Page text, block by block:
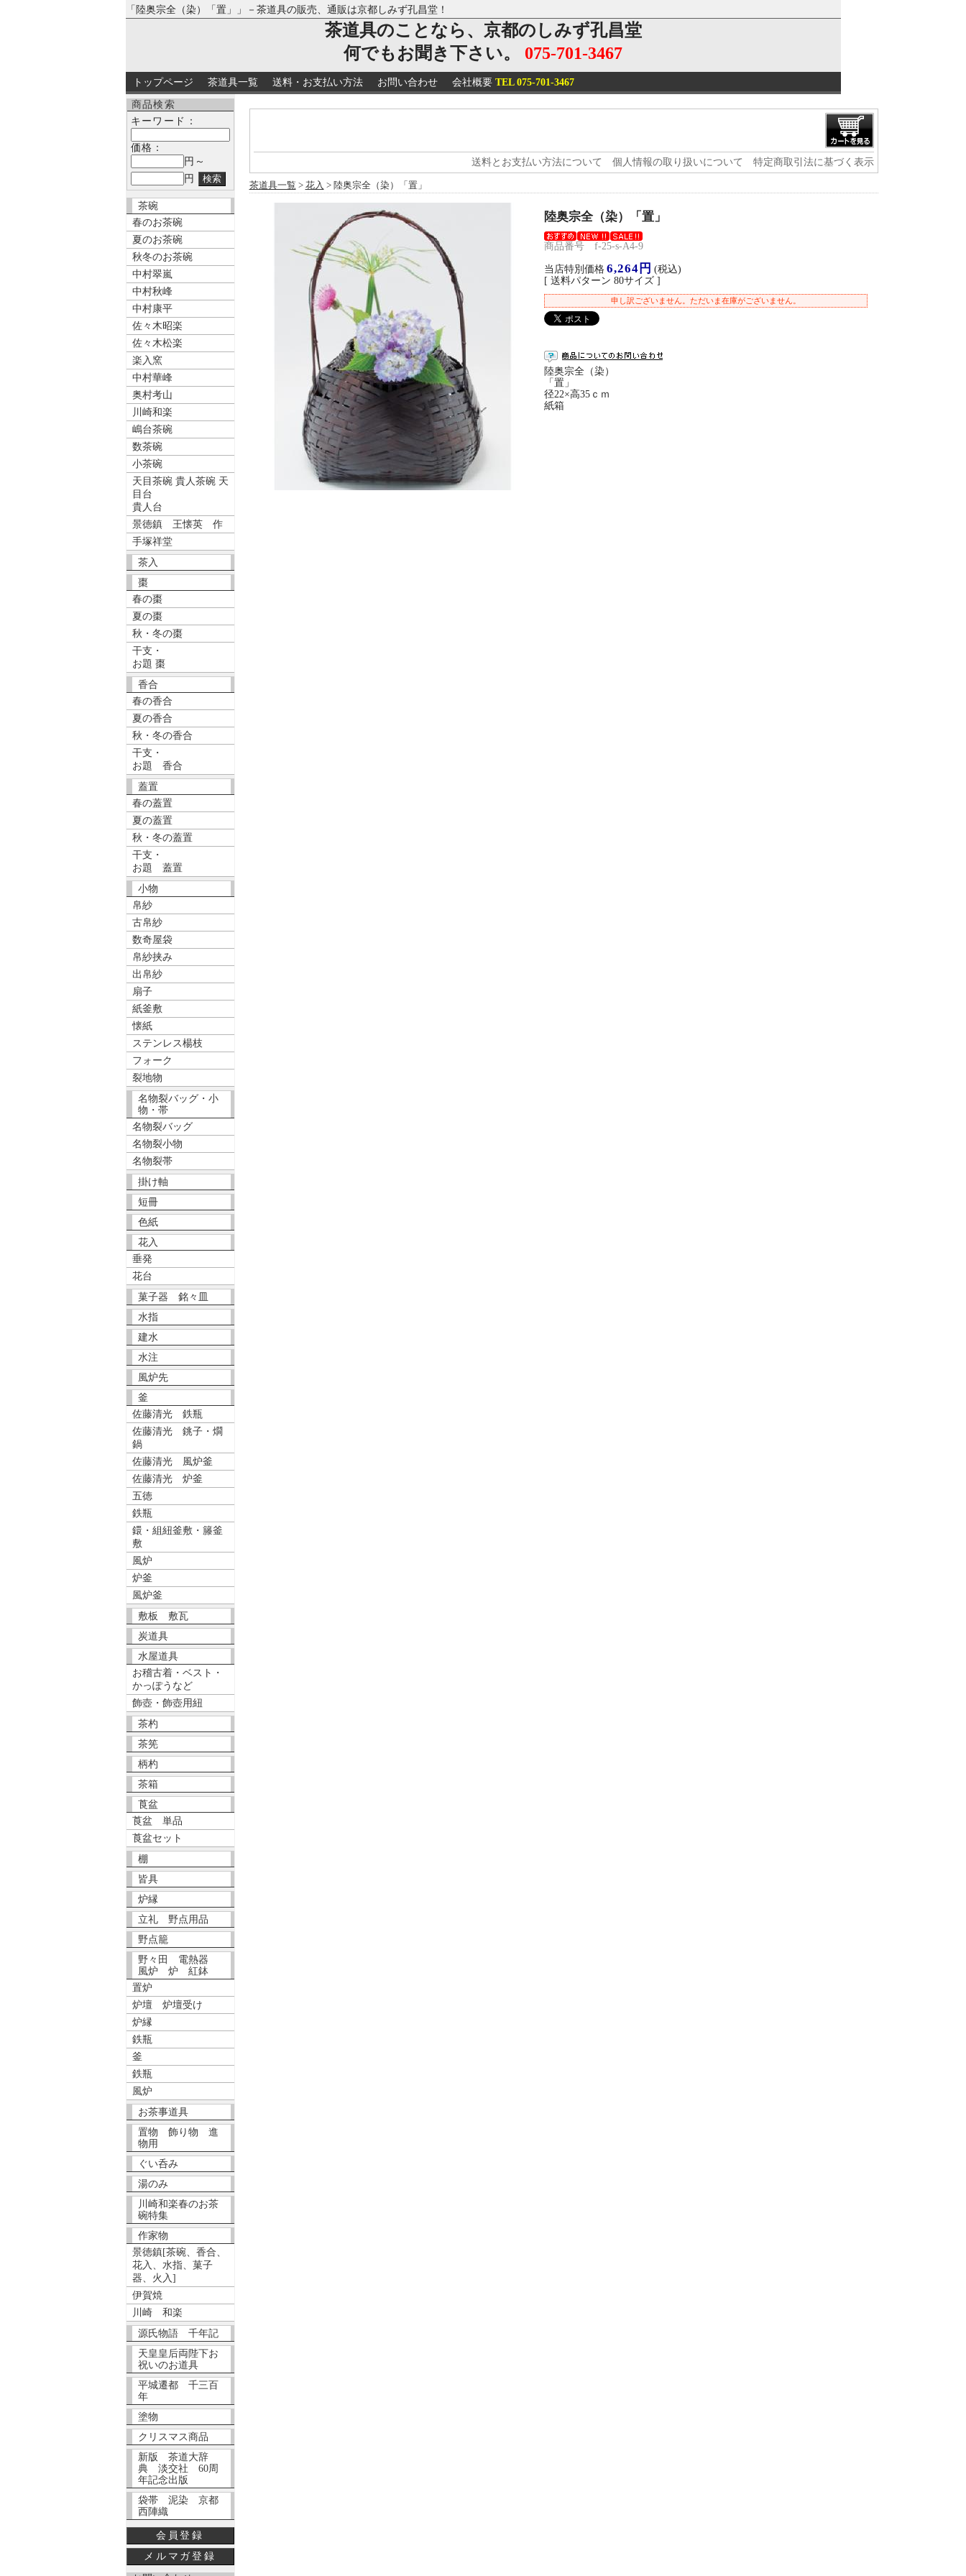
「陸奥宗全（染）「置」」－茶道具の販売、通販は京都しみず孔昌堂！
茶道具のことなら、京都のしみず孔昌堂
何でもお聞き下さい。 075-701-3467
トップページ 茶道具一覧 送料・お支払い方法 お問い合わせ 会社概要 TEL 075-701-3467
商品検索
キーワード：
価格：
円～
円
茶碗
春のお茶碗
夏のお茶碗
秋冬のお茶碗
中村翠嵐
中村秋峰
中村康平
佐々木昭楽
佐々木松楽
楽入窯
中村華峰
奥村考山
川崎和楽
嶋台茶碗
数茶碗
小茶碗
天目茶碗 貴人茶碗 天
目台
貴人台
景徳鎮 王懐英 作
手塚祥堂
茶入
棗
春の棗
夏の棗
秋・冬の棗
干支・
お題 棗
香合
春の香合
夏の香合
秋・冬の香合
干支・
お題 香合
蓋置
春の蓋置
夏の蓋置
秋・冬の蓋置
干支・
お題 蓋置
小物
帛紗
古帛紗
数奇屋袋
帛紗挟み
出帛紗
扇子
紙釜敷
懐紙
ステンレス楊枝
フォーク
裂地物
名物裂バッグ・小
物・帯
名物裂バッグ
名物裂小物
名物裂帯
掛け軸
短冊
色紙
花入
垂発
花台
菓子器 銘々皿
水指
建水
水注
風炉先
釜
佐藤清光 鉄瓶
佐藤清光 銚子・燗
鍋
佐藤清光 風炉釜
佐藤清光 炉釜
五徳
鉄瓶
鐶・組紐釜敷・籐釜
敷
風炉
炉釜
風炉釜
敷板 敷瓦
炭道具
水屋道具
お稽古着・ベスト・
かっぽうなど
飾壺・飾壺用紐
茶杓
茶筅
柄杓
茶箱
莨盆
莨盆 単品
莨盆セット
棚
皆具
炉縁
立礼 野点用品
野点籠
野々田 電熱器
風炉 炉 紅鉢
置炉
炉壇 炉壇受け
炉縁
鉄瓶
釜
鉄瓶
風炉
お茶事道具
置物 飾り物 進
物用
ぐい呑み
湯のみ
川崎和楽春のお茶
碗特集
作家物
景徳鎮[茶碗、香合、
花入、水指、菓子
器、火入]
伊賀焼
川崎 和楽
源氏物語 千年記
天皇皇后両陛下お
祝いのお道具
平城遷都 千三百
年
塗物
クリスマス商品
新版 茶道大辞
典 淡交社 60周
年記念出版
袋帯 泥染 京都
西陣織
会員登録
メルマガ登録
送料とお支払い方法について 個人情報の取り扱いについて 特定商取引法に基づく表示
茶道具一覧 > 花入 > 陸奥宗全（染）「置」
陸奥宗全（染）「置」
商品番号 f-25-s-A4-9
当店特別価格 6,264円 (税込)
[ 送料パターン 80サイズ ]
申し訳ございません。ただいま在庫がございません。
陸奥宗全（染）
「置」
径22×高35ｃｍ
紙箱